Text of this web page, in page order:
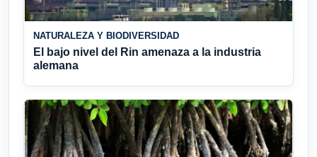
NATURALEZA Y BIODIVERSIDAD
El bajo nivel del Rin amenaza a la industria
alemana